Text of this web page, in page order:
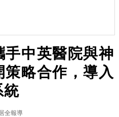
手中英醫院與神
略合作，導入
統
全報導